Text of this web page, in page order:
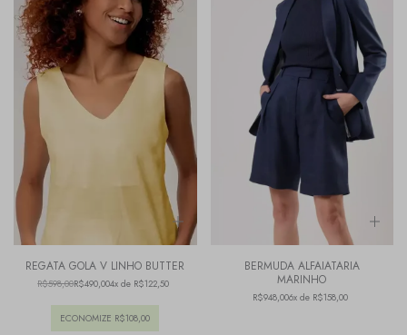
REGATA GOLA V LINHO BUTTER
R$598,00R$490,004x de R$122,50
ECONOMIZE R$108,00
BERMUDA ALFAIATARIA
MARINHO
R$948,006x de R$158,00